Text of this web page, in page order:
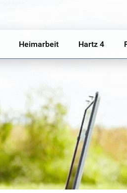
Heimarbeit Hartz 4